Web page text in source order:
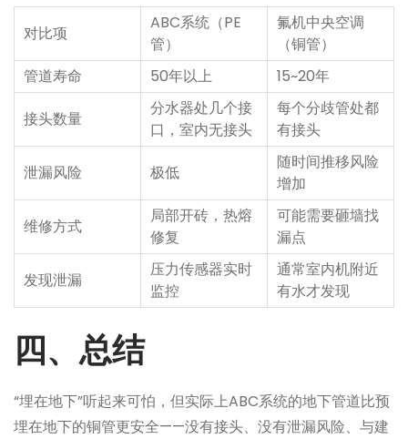
对比项
ABC系统（PE
管）
氟机中央空调
（铜管）
管道寿命
50年以上 15~20年
接头数量
分水器处几个接
口，室内无接头
每个分歧管处都
有接头
泄漏风险 极低
随时间推移风险
增加
维修方式
局部开砖，热熔
修复
可能需要砸墙找
漏点
发现泄漏
压力传感器实时
监控
通常室内机附近
有水才发现
四、总结
“埋在地下”听起来可怕，但实际上ABC系统的地下管道比预
埋在地下的铜管更安全——没有接头、没有泄漏风险、与建